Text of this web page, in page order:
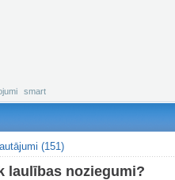
smart
(151)
laulības noziegumi?